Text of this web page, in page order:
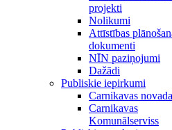
projekti
Nolikumi
Attīstības
dokumenti
NĪN paziņojumi
Dažādi
Publiskie iepirkumi
Carnikavas
Carnikavas
Komunālserviss